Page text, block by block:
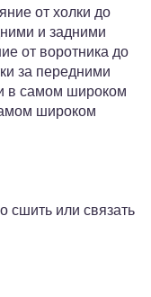
от холки до
и задними
от воротника до
за передними
в самом широком
широком
сшить или связать